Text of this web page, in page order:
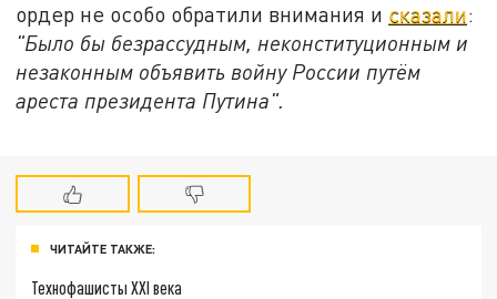
ордер не особо обратили внимания и сказали:
"Было бы безрассудным, неконституционным и
незаконным объявить войну России путём
ареста президента Путина".
ЧИТАЙТЕ ТАКЖЕ:
Технофашисты XXI века